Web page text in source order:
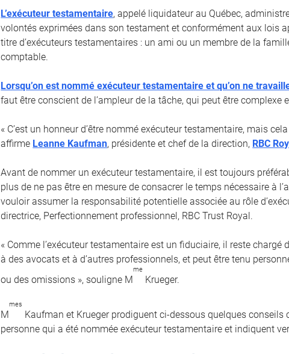
L’exécuteur testamentaire, appelé liquidateur au Québec,
volontés exprimées dans son testament et conformément aux lois
titre d’exécuteurs testamentaires : un ami ou un membre de la
comptable.
Lorsqu’on est nommé exécuteur testamentaire et qu’on ne
faut être conscient de l’ampleur de la tâche, qui peut être complexe
« C’est un honneur d’être nommé exécuteur testamentaire, mais
affirme Leanne Kaufman, présidente et chef de la direction, RBC
Avant de nommer un exécuteur testamentaire, il est toujours
plus de ne pas être en mesure de consacrer le temps nécessaire à
vouloir assumer la responsabilité potentielle associée au rôle
directrice, Perfectionnement professionnel, RBC Trust Royal.
« Comme l’exécuteur testamentaire est un fiduciaire, il reste
à des avocats et à d’autres professionnels, et peut être tenu
ou des omissions », souligne M
me
Krueger.
M
mes
Kaufman et Krueger prodiguent ci-dessous quelques
personne qui a été nommée exécuteur testamentaire et indiquent